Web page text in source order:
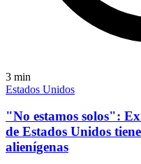
3 min
Estados Unidos
"No estamos solos":
de Estados Unidos
alienígenas